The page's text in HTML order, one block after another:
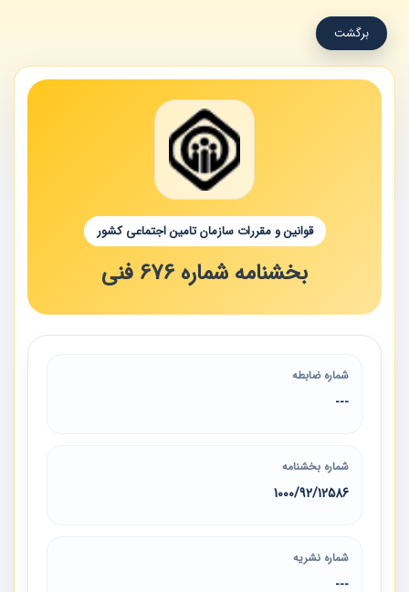
برگشت
قوانین و مقررات سازمان تامین اجتماعی کشور
بخشنامه شماره 676 فنی
شماره ضابطه
---
شماره بخشنامه
1000/92/12586
شماره نشریه
---